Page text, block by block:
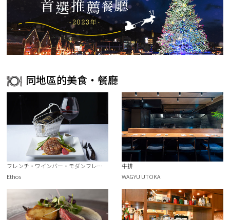
同地區的美食・餐廳
フレンチ・ワインバー・モダンフレンチ
Ethos
牛排
WAGYU UTOKA